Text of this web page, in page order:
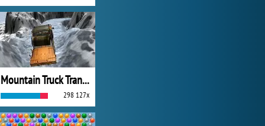
Mountain Truck Transport
298 127x